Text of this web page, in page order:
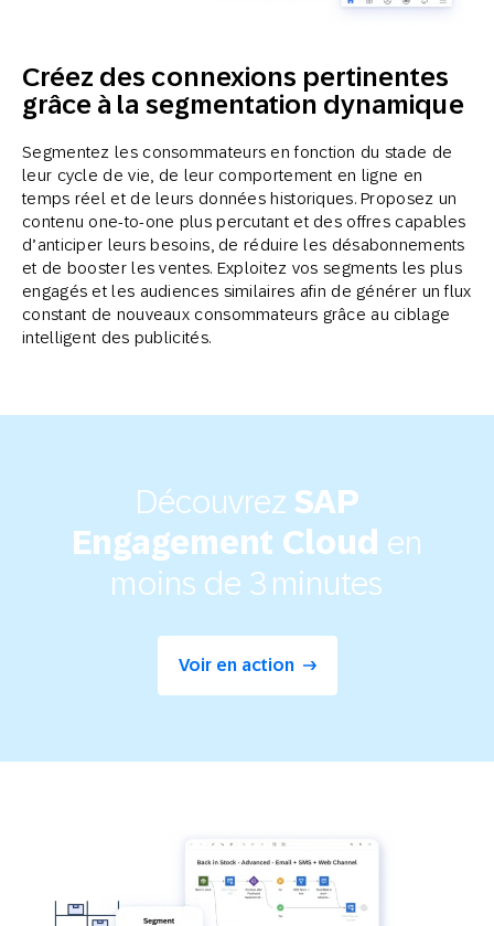
Créez des connexions pertinentes
grâce à la segmentation dynamique
Segmentez les consommateurs en fonction du stade de
leur cycle de vie, de leur comportement en ligne en
temps réel et de leurs données historiques. Proposez un
contenu one-to-one plus percutant et des offres capables
d’anticiper leurs besoins, de réduire les désabonnements
et de booster les ventes. Exploitez vos segments les plus
engagés et les audiences similaires afin de générer un flux
constant de nouveaux consommateurs grâce au ciblage
intelligent des publicités.
DécouvrezSAP
Engagement Cloud en
moins de 3 minutes
Voir en action